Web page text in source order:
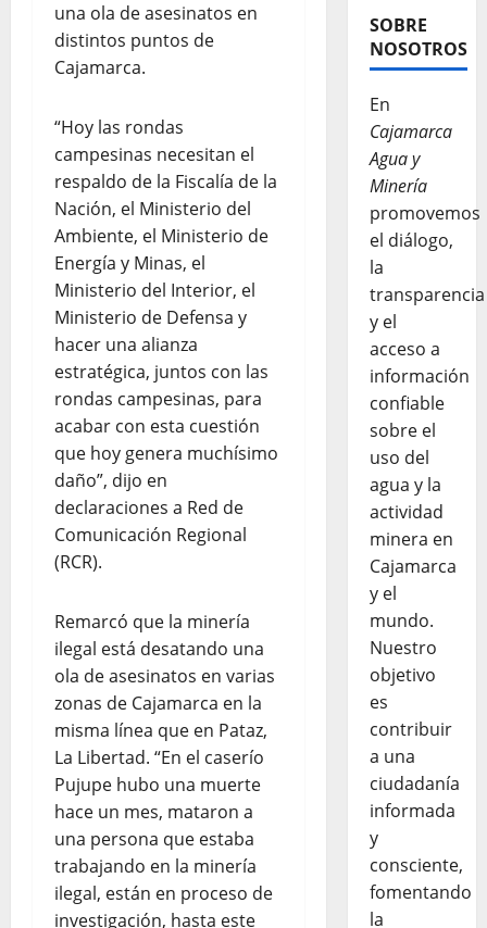
una ola de asesinatos en
distintos puntos de
Cajamarca.
“Hoy las rondas
campesinas necesitan el
respaldo de la Fiscalía de la
Nación, el Ministerio del
Ambiente, el Ministerio de
Energía y Minas, el
Ministerio del Interior, el
Ministerio de Defensa y
hacer una alianza
estratégica, juntos con las
rondas campesinas, para
acabar con esta cuestión
que hoy genera muchísimo
daño”, dijo en
declaraciones a Red de
Comunicación Regional
(RCR).
Remarcó que la minería
ilegal está desatando una
ola de asesinatos en varias
zonas de Cajamarca en la
misma línea que en Pataz,
La Libertad. “En el caserío
Pujupe hubo una muerte
hace un mes, mataron a
una persona que estaba
trabajando en la minería
ilegal, están en proceso de
investigación, hasta este
SOBRE
NOSOTROS
En
Cajamarca
Agua y
Minería
promovemos
el diálogo,
la
transparencia
y el
acceso a
información
confiable
sobre el
uso del
agua y la
actividad
minera en
Cajamarca
y el
mundo.
Nuestro
objetivo
es
contribuir
a una
ciudadanía
informada
y
consciente,
fomentando
la